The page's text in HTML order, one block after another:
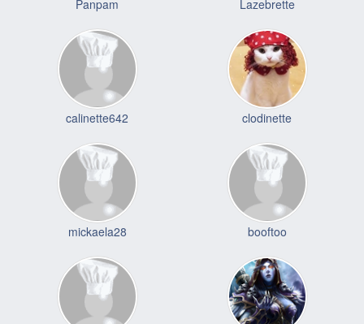
Panpam Lazebrette
calinette642 clodinette
mickaela28 booftoo